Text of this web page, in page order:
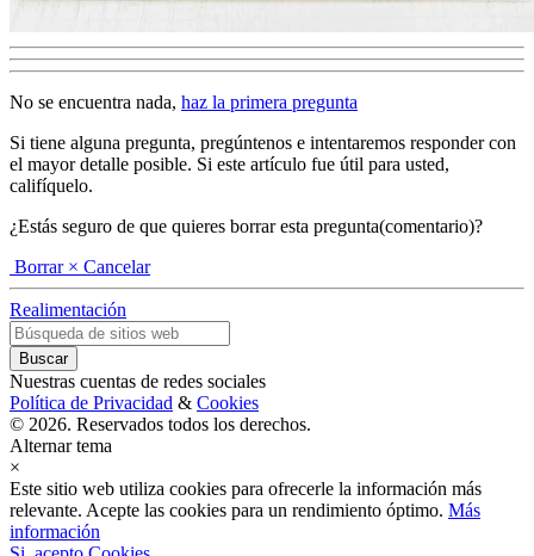
No se encuentra nada, haz la primera pregunta
Si tiene alguna pregunta, pregúntenos e intentaremos responder con
el mayor detalle posible. Si este artículo fue útil para usted,
califíquelo.
¿Estás seguro de que quieres borrar esta pregunta(comentario)?
Borrar × Cancelar
Realimentación
Nuestras cuentas de redes sociales
Política de Privacidad & Cookies
© 2026. Reservados todos los derechos.
Alternar tema
×
Este sitio web utiliza cookies para ofrecerle la información más
relevante. Acepte las cookies para un rendimiento óptimo. Más
información